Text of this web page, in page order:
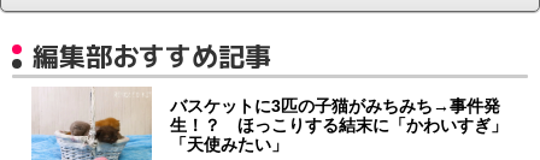
編集部おすすめ記事
バスケットに3匹の子猫がみちみち→事件発
生！？ ほっこりする結末に「かわいすぎ」
「天使みたい」